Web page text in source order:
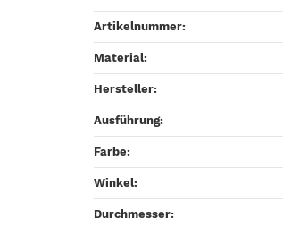
Artikelnummer:
Material‍:
Hersteller‍:
Ausführung‍:
Farbe‍:
Winkel‍:
Durchmesser‍: